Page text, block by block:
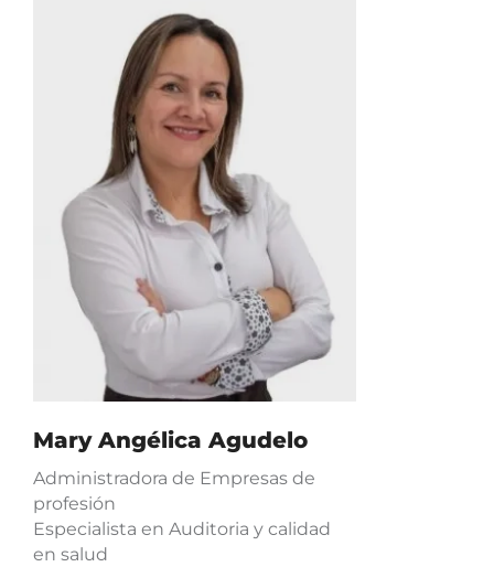
Mary Angélica Agudelo
Administradora de Empresas de
profesión
Especialista en Auditoria y calidad
en salud